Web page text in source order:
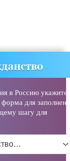
в Россию укажите
для
шагу для